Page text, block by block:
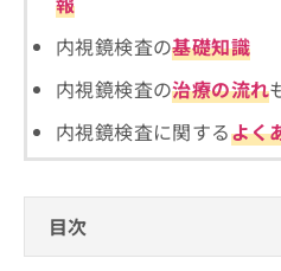
内視鏡検査の基礎知識
内視鏡検査の治療の流れ
内視鏡検査に関するよく
目次
クリ
クの
約・
のご
せん
料
報
充
の
込
料
ご
請
ち